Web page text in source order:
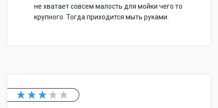
не хватает совсем малость для мойки чего то
крупного. Тогда приходится мыть руками.